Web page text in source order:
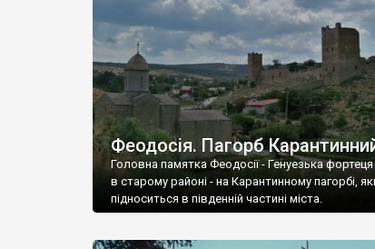
Феодосія. Пагорб
Головна памятка Феодосії - Генуезька
в старому районі - на Карантинному пагорбі,
підноситься в південній частині міста.